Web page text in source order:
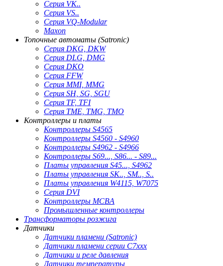
Серия VK..
Серия VS..
Серия VQ-Modular
Maxon
Топочные автоматы (Satronic)
Серия DKG, DKW
Серия DLG, DMG
Серия DKO
Серия FFW
Серия MMI, MMG
Серия SH, SG, SGU
Серия TF, TFI
Серия TME, TMG, TMO
Контроллеры и платы
Контроллеры S4565
Контроллеры S4560 - S4960
Контроллеры S4962 - S4966
Контроллеры S69..., S86... - S89...
Платы управления S45..., S4962
Платы управления SK.., SM.., S..
Платы управления W4115, W7075
Серия DVI
Контроллеры MCBA
Промышленные контроллеры
Трансформаторы розжига
Датчики
Датчики пламени (Satronic)
Датчики пламени серии C7xxx
Датчики и реле давления
Датчики температуры